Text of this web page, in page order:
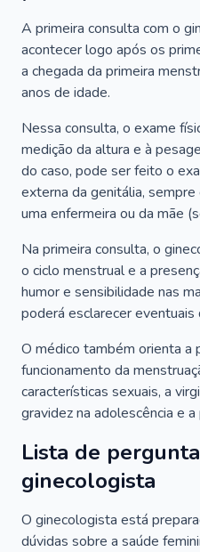
A primeira consulta com o
acontecer logo após os
a chegada da primeira
anos de idade.
Nessa consulta, o exame
medição da altura e à
do caso, pode ser feito o
externa da genitália,
uma enfermeira ou da mãe
Na primeira consulta, o
o ciclo menstrual e a
humor e sensibilidade nas
poderá esclarecer eventuais
O médico também orienta a
funcionamento da
características sexuais, a
gravidez na adolescência e
Lista de
ginecologista
O ginecologista está
dúvidas sobre a saúde